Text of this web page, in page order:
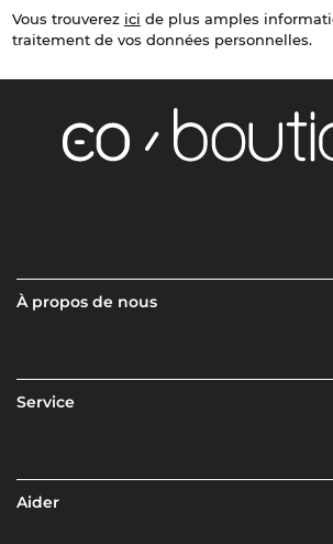
Vous trouverez ici de plus amples
traitement de vos données personnelles.
À propos de nous
Service
Aider